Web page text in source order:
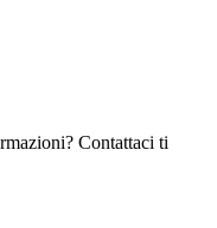
Contattaci ti